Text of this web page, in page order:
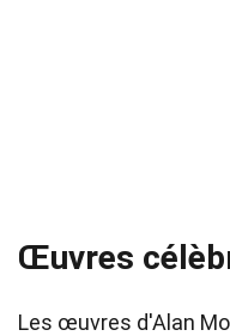
Œuvres
Les œuvres d'Alan